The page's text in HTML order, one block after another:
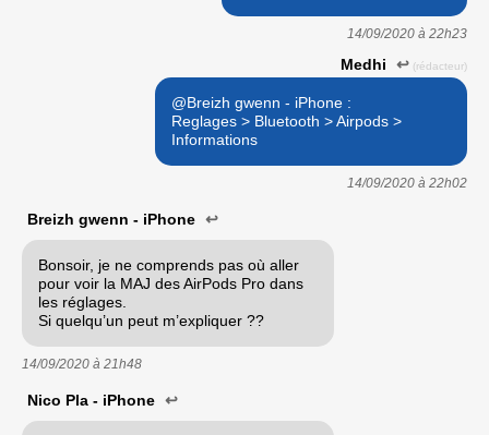
14/09/2020 à 22h23
Medhi ↩ (rédacteur)
@Breizh gwenn - iPhone :
Reglages > Bluetooth > Airpods >
Informations
14/09/2020 à 22h02
Breizh gwenn - iPhone ↩
Bonsoir, je ne comprends pas où aller
pour voir la MAJ des AirPods Pro dans
les réglages.
Si quelqu’un peut m’expliquer ??
14/09/2020 à 21h48
Nico Pla - iPhone ↩